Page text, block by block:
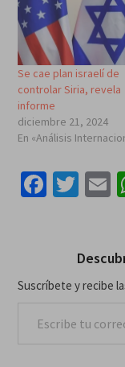
Se cae plan israelí de
controlar Siria, revela
informe
diciembre 21, 2024
En «Análisis
Suscríbete y recibe